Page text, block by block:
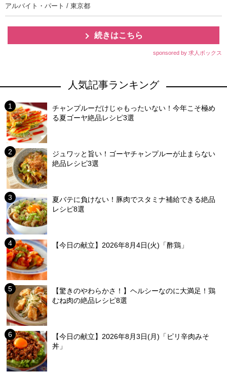
アルバイト・パート / 東京都
続きはこちら
sponsored by 求人ボックス
人気記事ランキング
チャンプルーだけじゃもったいない！今年こそ極め
る夏ゴーヤ絶品レシピ3選
ジュワッと旨い！ゴーヤチャンプルーが止まらない
絶品レシピ3選
夏バテに負けない！豚肉でスタミナ補給できる絶品
レシピ8選
【今日の献立】2026年8月4日(火)「酢鶏」
【驚きのやわらかさ！】ヘルシーなのに大満足！鶏
むね肉の絶品レシピ8選
【今日の献立】2026年8月3日(月)「ピリ辛肉みそ
丼」